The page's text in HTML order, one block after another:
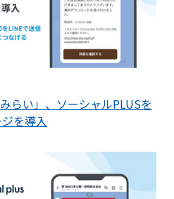
らい」、ソーシャルPLUSを
を導入